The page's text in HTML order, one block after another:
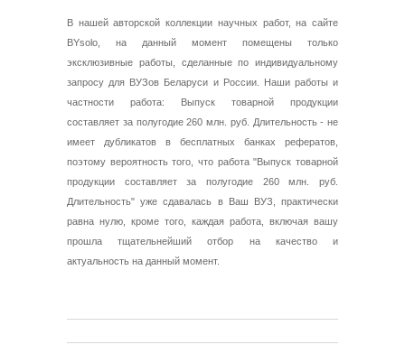
В нашей авторской коллекции научных работ, на сайте
BYsolo, на данный момент помещены только
эксклюзивные работы, сделанные по индивидуальному
запросу для ВУЗов Беларуси и России. Наши работы и
частности работа: Выпуск товарной продукции
составляет за полугодие 260 млн. руб. Длительность - не
имеет дубликатов в бесплатных банках рефератов,
поэтому вероятность того, что работа "Выпуск товарной
продукции составляет за полугодие 260 млн. руб.
Длительность" уже сдавалась в Ваш ВУЗ, практически
равна нулю, кроме того, каждая работа, включая вашу
прошла тщательнейший отбор на качество и
актуальность на данный момент.